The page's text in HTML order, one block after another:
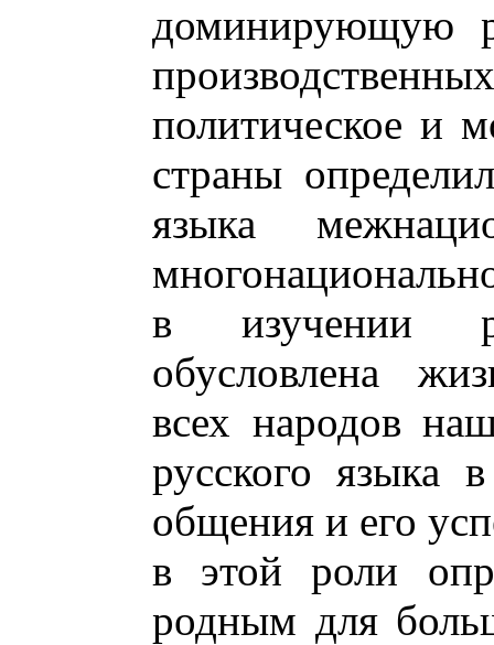
доминирующую
политическое и
страны
языка
в изучении
обусловлена
всех народов
русского языка
общения и его
в этой роли
родным для